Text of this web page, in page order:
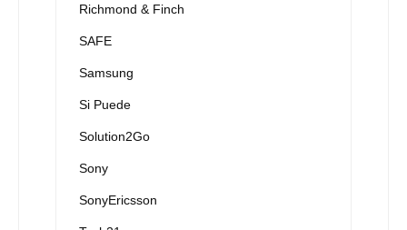
Richmond & Finch
SAFE
Samsung
Si Puede
Solution2Go
Sony
SonyEricsson